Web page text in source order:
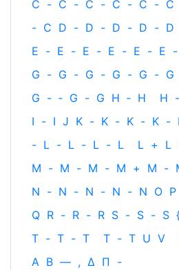
C - C - C - C - C - C
- C D - D - D - D - D
E - E - E - E - E - E -
G - G - G - G - G - G
G - ‐ G - G H ‐ H H -
I - I J K - K - K - K -
- L - L - L - L L + L
M - M - M - M + M -
N - N - N - N - N O P
Q R - R - R S - S - S
T - T - T T - T U V
Α Β — , Δ Π -